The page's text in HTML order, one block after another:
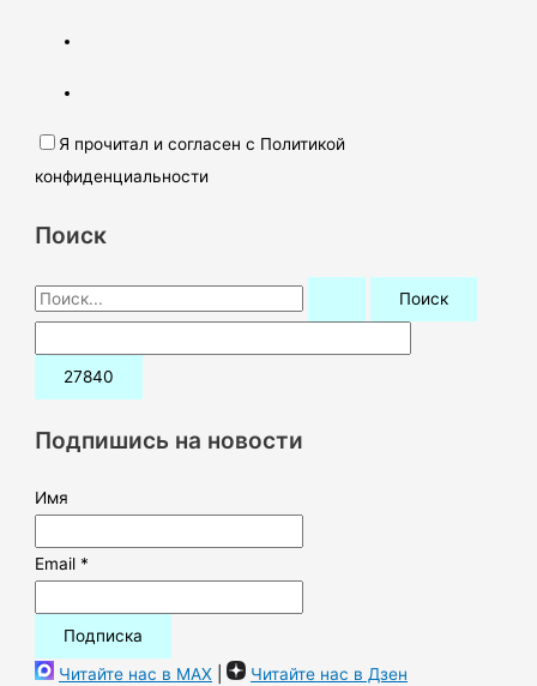
Я прочитал и согласен с Политикой
конфиденциальности
Поиск
П
о
и
:Подпишись на новости
Имя
Email *
Читайте нас в MAX | Читайте нас в Дзен